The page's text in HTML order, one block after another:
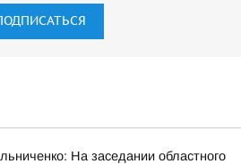
На заседании областного